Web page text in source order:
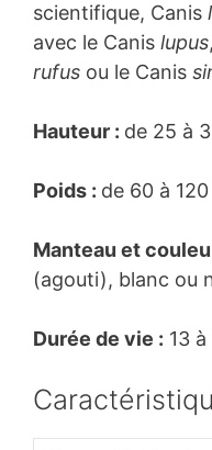
scientifique, Canis
avec le Canis lupus
rufus ou le Canis
Hauteur : de 25 à
Poids : de 60 à
Manteau et
(agouti), blanc ou
Durée de vie : 13